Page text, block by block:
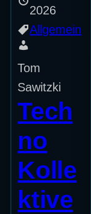
2026
Allgemein
Tom
Sawitzki
Tech
no
Kolle
ktive